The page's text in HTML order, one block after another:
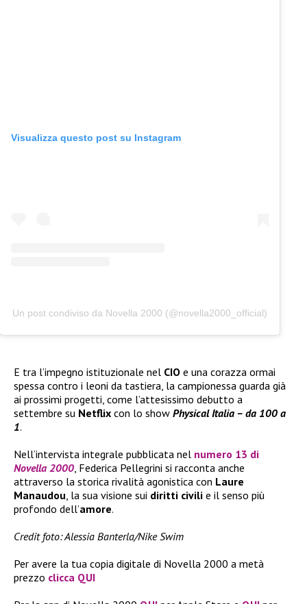
Visualizza questo post su Instagram
Un post condiviso da Novella 2000 (@novella2000_official)
E tra l’impegno istituzionale nel CIO e una corazza ormai
spessa contro i leoni da tastiera, la campionessa guarda già
ai prossimi progetti, come l’attesissimo debutto a
settembre su Netflix con lo show Physical Italia – da 100 a
1.
Nell’intervista integrale pubblicata nel numero 13 di
Novella 2000, Federica Pellegrini si racconta anche
attraverso la storica rivalità agonistica con Laure
Manaudou, la sua visione sui diritti civili e il senso più
profondo dell’amore.
Credit foto: Alessia Banterla/Nike Swim
Per avere la tua copia digitale di Novella 2000 a metà
prezzo clicca QUI